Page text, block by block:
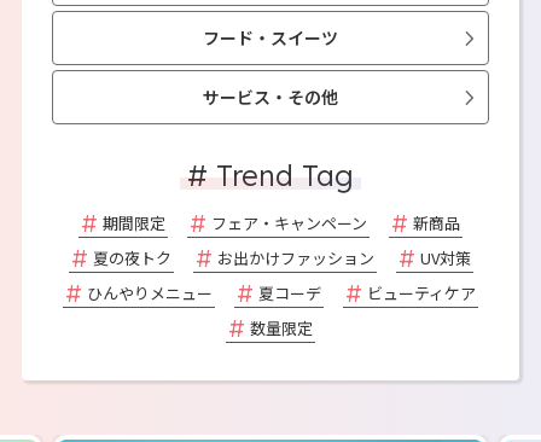
フード・スイーツ
サービス・その他
# Trend Tag
期間限定 フェア・キャンペーン
新商品
夏の夜トク
お出かけファッション
UV対策
ひんやりメニュー
夏コーデ
ビューティケア
数量限定